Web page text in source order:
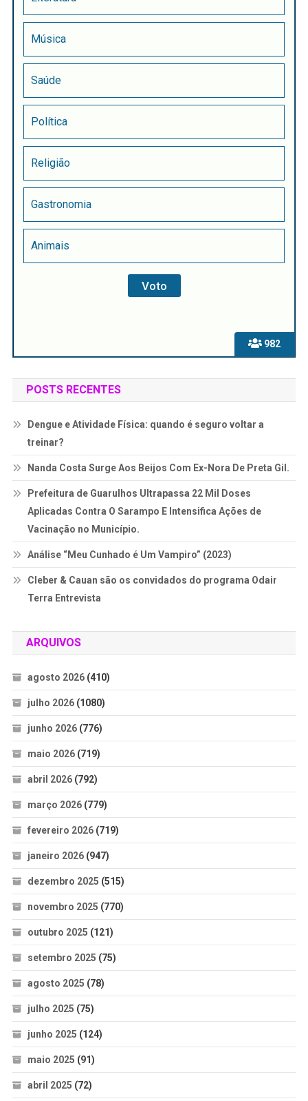
982
Música
Saúde
Política
Religião
Gastronomia
Animais
POSTS RECENTES
Dengue e Atividade Física: quando é seguro voltar a
treinar?
Nanda Costa Surge Aos Beijos Com Ex-Nora De Preta Gil.
Prefeitura de Guarulhos Ultrapassa 22 Mil Doses
Aplicadas Contra O Sarampo E Intensifica Ações de
Vacinação no Município.
Análise “Meu Cunhado é Um Vampiro” (2023)
Cleber & Cauan são os convidados do programa Odair
Terra Entrevista
ARQUIVOS
agosto 2026(410)
julho 2026(1080)
junho 2026(776)
maio 2026(719)
abril 2026(792)
março 2026(779)
fevereiro 2026(719)
janeiro 2026(947)
dezembro 2025 (515)
novembro 2025 (770)
outubro 2025 (121)
setembro 2025 (75)
agosto 2025 (78)
julho 2025 (75)
junho 2025 (124)
maio 2025 (91)
abril 2025 (72)